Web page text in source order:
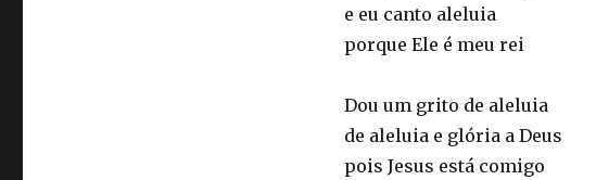
e eu canto aleluia
porque Ele é meu rei
Dou um grito de aleluia
de aleluia e glória a Deus
pois Jesus está comigo